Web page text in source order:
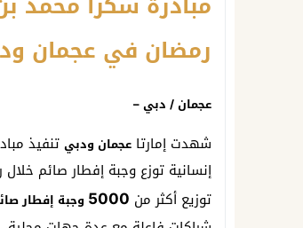
رمضان في عجمان
عجمان / دبي –
شهدت إمارتا عجمان ودبيتنفيذ
إنسانية توزع وجبة إفطار صائم
توزيع أكثر من 5000 وجبة إفطار